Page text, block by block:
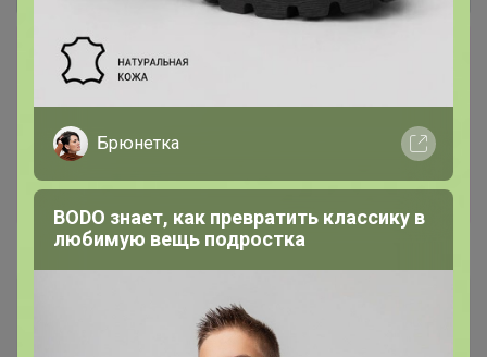
24-ok.ru Клуб уСПешных приобретений
Пристрой Белье, купальники, колготки
В нашем клубе можно приобрести все, что
пожелаете! Любые товары, ежедневные,
Кандидат в магистры
Брюнетка
BODO знает, как превратить классику в
любимую вещь подростка